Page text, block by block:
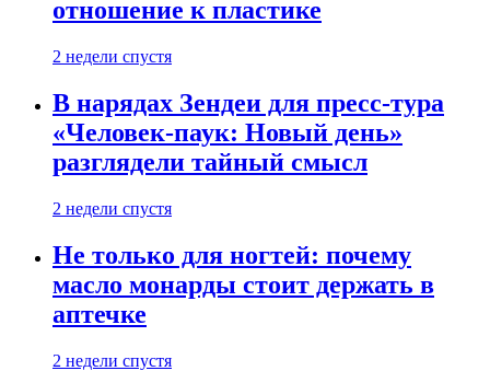
отношение к пластике
2 недели спустя
В нарядах Зендеи для пресс-тура
«Человек-паук: Новый день»
разглядели тайный смысл
2 недели спустя
Не только для ногтей: почему
масло монарды стоит держать в
аптечке
2 недели спустя